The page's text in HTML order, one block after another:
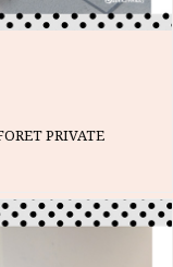
PRIVATE
ら
ちょっとライトなゴ